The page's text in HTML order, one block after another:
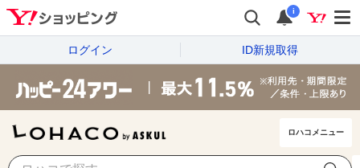
i
ログイン ID新規取得
ロハコメニュー